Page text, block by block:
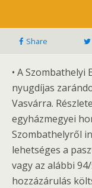
Share
• A
nyugdíjas
Vasvárra.
egyházmegyei
Szombathelyről
lehetséges a
vagy az alábbi
hozzázárulás